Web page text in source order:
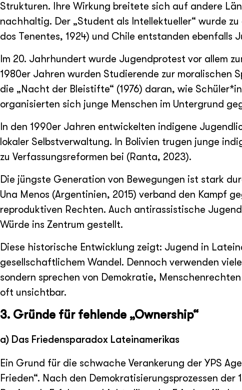
Strukturen. Ihre Wirkung breitete sich auf andere
nachhaltig. Der „Student als Intellektueller“ wurde
dos Tenentes, 1924) und Chile entstanden
Im 20. Jahrhundert wurde Jugendprotest vor allem
1980er Jahren wurden Studierende zur moralischen
die „Nacht der Bleistifte“ (1976) daran, wie
organisierten sich junge Menschen im Untergrund
In den 1990er Jahren entwickelten indigene
lokaler Selbstverwaltung. In Bolivien trugen junge
zu Verfassungsreformen bei (Ranta, 2023).
Die jüngste Generation von Bewegungen ist stark
Una Menos (Argentinien, 2015) verband den Kampf
reproduktiven Rechten. Auch antirassistische
Würde ins Zentrum gestellt.
Diese historische Entwicklung zeigt: Jugend in
gesellschaftlichem Wandel. Dennoch verwenden
sondern sprechen von Demokratie,
oft unsichtbar.
3. Gründe für fehlende „Ownership“
a) Das Friedensparadox Lateinamerikas
Ein Grund für die schwache Verankerung der YPS
Frieden“. Nach den Demokratisierungsprozessen